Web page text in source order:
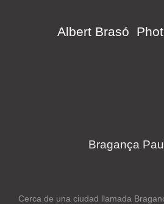
Albert Brasó
Bragança
Cerca de una ciudad llamada